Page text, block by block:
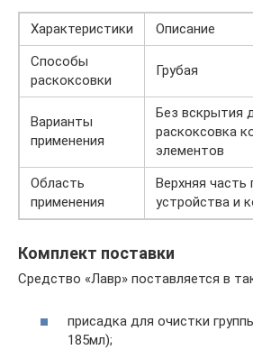
Характеристики
Описание
Способы
раскоксовки
Грубая
Варианты
применения
Без вскрытия
раскоксовка
элементов
Область
применения
Верхняя часть
устройства и
Комплект поставки
Средство «Лавр» поставляется в
присадка для очистки
185мл);